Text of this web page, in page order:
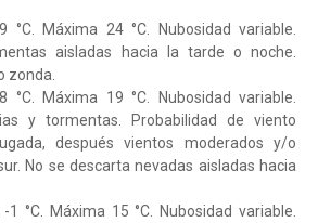
°C. Máxima 24 °C. Nubosidad variable.
aisladas hacia la tarde o noche.
zonda.
°C. Máxima 19 °C. Nubosidad variable.
y tormentas. Probabilidad de viento
después vientos moderados y/o
No se descarta nevadas aisladas hacia
°C. Máxima 15 °C. Nubosidad variable.